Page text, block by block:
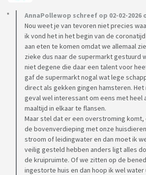
AnnaPollewop schreef op 02-02-2026
Nou weet je van tevoren niet precies
ik vond het in het begin van de
aan eten te komen omdat we allemaal
zieke dus naar de supermarkt gestuurd
niet degene die daar een talent voor
gaf de supermarkt nogal wat lege
direct als gekken gingen hamsteren.
geval wel interessant om eens met heel
maaltijd in elkaar te flansen.
Maar stel dat er een overstroming
de bovenverdieping met onze
stroom of leidingwater en dan moet ik
veilig gesteld hebben anders ligt alles
de kruipruimte. Of we zitten op de
ingestorte huis en dan hoop ik wel